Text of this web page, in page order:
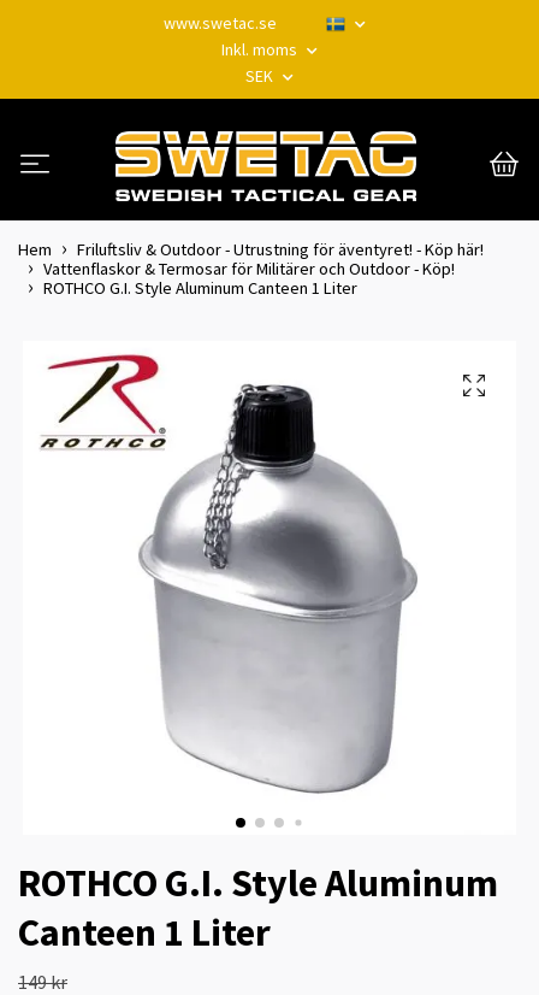
www.swetac.se
Inkl. moms
SEK
Hem
Friluftsliv & Outdoor - Utrustning för äventyret! - Köp här!
Vattenflaskor & Termosar för Militärer och Outdoor - Köp!
ROTHCO G.I. Style Aluminum Canteen 1 Liter
ROTHCO G.I. Style Aluminum
Canteen 1 Liter
149 kr